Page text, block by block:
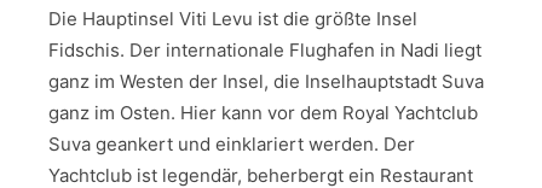
Die Hauptinsel Viti Levu ist die größte Insel
Fidschis. Der internationale Flughafen in Nadi liegt
ganz im Westen der Insel, die Inselhauptstadt Suva
ganz im Osten. Hier kann vor dem Royal Yachtclub
Suva geankert und einklariert werden. Der
Yachtclub ist legendär, beherbergt ein Restaurant